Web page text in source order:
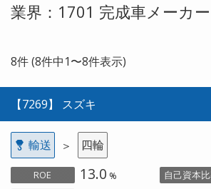
業界：1701 完成車メーカー
8件 (8件中1〜8件表示)
【7269】 スズキ
輸送 ＞ 四輪
ROE 13.0 % 自己資本